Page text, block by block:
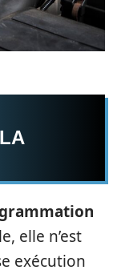
elle n’est
exécution